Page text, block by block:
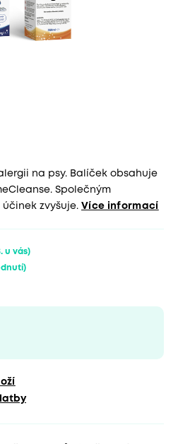
na psy. Balíček obsahuje
Společným
zvyšuje. Více informací
u vás)